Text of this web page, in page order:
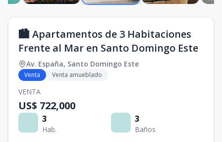
🏙️ Apartamentos de 3 Habitaciones
Frente al Mar en Santo Domingo Este
Av. España, Santo Domingo Este
Venta Venta amueblado
VENTA
US$ 722,000
3
Hab.
3
Baños